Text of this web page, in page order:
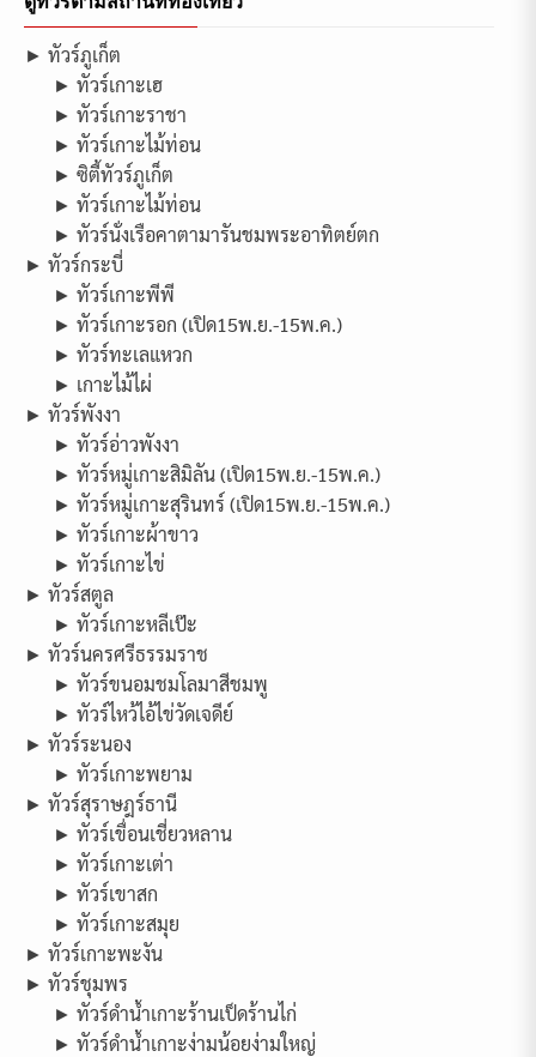
► ทัวร์ภูเก็ต
► ทัวร์เกาะเฮ
► ทัวร์เกาะราชา
► ทัวร์เกาะไม้ท่อน
► ซิตี้ทัวร์ภูเก็ต
► ทัวร์เกาะไม้ท่อน
► ทัวร์นั่งเรือคาตามารันชมพระอาทิตย์ตก
► ทัวร์กระบี่
► ทัวร์เกาะพีพี
► ทัวร์เกาะรอก (เปิด15พ.ย.-15พ.ค.)
► ทัวร์ทะเลแหวก
► เกาะไม้ไผ่
► ทัวร์พังงา
► ทัวร์อ่าวพังงา
► ทัวร์หมู่เกาะสิมิลัน (เปิด15พ.ย.-15พ.ค.)
► ทัวร์หมู่เกาะสุรินทร์ (เปิด15พ.ย.-15พ.ค.)
► ทัวร์เกาะผ้าขาว
► ทัวร์เกาะไข่
► ทัวร์สตูล
► ทัวร์เกาะหลีเป๊ะ
► ทัวร์นครศรีธรรมราช
► ทัวร์ขนอมชมโลมาสีชมพู
► ทัวร์ไหว้ไอ้ไข่วัดเจดีย์
► ทัวร์ระนอง
► ทัวร์เกาะพยาม
► ทัวร์สุราษฎร์ธานี
► ทัวร์เขื่อนเชี่ยวหลาน
► ทัวร์เกาะเต่า
► ทัวร์เขาสก
► ทัวร์เกาะสมุย
► ทัวร์เกาะพะงัน
► ทัวร์ชุมพร
► ทัวร์ดำน้ำเกาะร้านเป็ดร้านไก่
► ทัวร์ดำน้ำเกาะง่ามน้อยง่ามใหญ่